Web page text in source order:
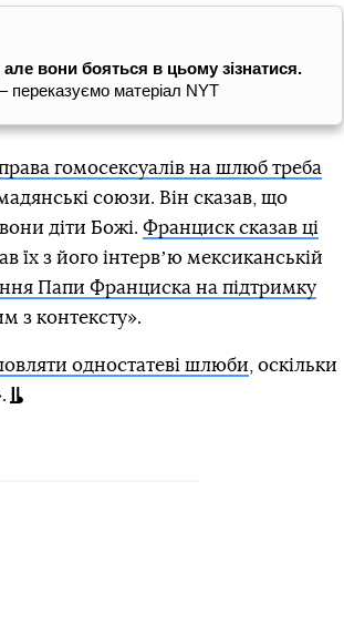
вони бояться в цьому зізнатися.
переказуємо матеріал NYT
гомосексуалів на шлюб треба
союзи. Він сказав, що
діти Божі. Франциск сказав ці
їх з його інтервʼю мексиканській
Папи Франциска на підтримку
з контексту».
одностатеві шлюби , оскільки